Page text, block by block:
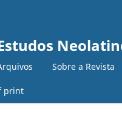
Sobre a Revista
print